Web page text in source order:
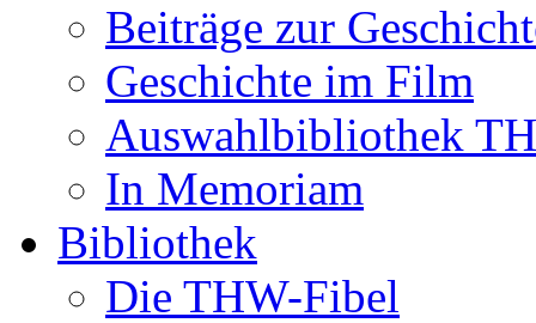
Beiträge zur
Geschichte im Film
Auswahlbibliothek
In Memoriam
Bibliothek
Die THW-Fibel